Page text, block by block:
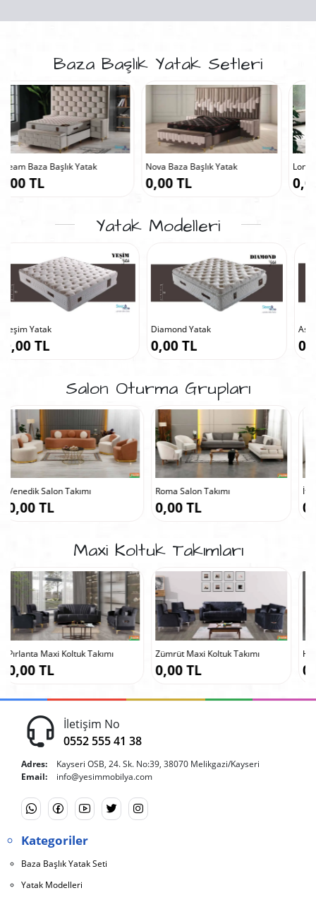
Baza Başlık Yatak Setleri
Nova Baza Başlık Yatak
0,00 TL
London Baza Başlık Yatak
0,00 TL
Yatak Modelleri
Diamond Yatak
0,00 TL
Asya Yatak
0,00 TL
Salon Oturma Grupları
Roma Salon Takımı
0,00 TL
İtaly Salon Takımı
0,00 TL
Maxi Koltuk Takımları
Zümrüt Maxi Koltuk Takımı
0,00 TL
Helena Maxi Koltuk Takımı
0,00 TL
İletişim No
0552 555 41 38
Adres:
Kayseri OSB, 24. Sk. No:39, 38070 Melikgazi/Kayseri
Email:
info@yesimmobilya.com
Kategoriler
Baza Başlık Yatak Seti
Yatak Modelleri